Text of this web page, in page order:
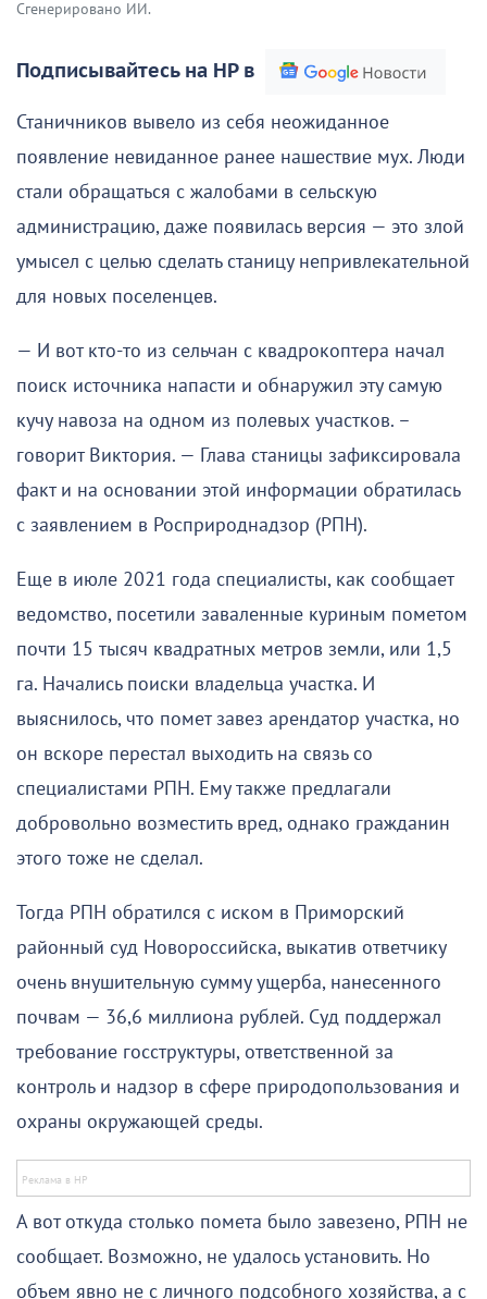
Сгенерировано ИИ.
Подписывайтесь на НР в
Станичников вывело из себя неожиданное
появление невиданное ранее нашествие мух. Люди
стали обращаться с жалобами в сельскую
администрацию, даже появилась версия — это злой
умысел с целью сделать станицу непривлекательной
для новых поселенцев.
— И вот кто-то из сельчан с квадрокоптера начал
поиск источника напасти и обнаружил эту самую
кучу навоза на одном из полевых участков. –
говорит Виктория. — Глава станицы зафиксировала
факт и на основании этой информации обратилась
с заявлением в Росприроднадзор (РПН).
Еще в июле 2021 года специалисты, как сообщает
ведомство, посетили заваленные куриным пометом
почти 15 тысяч квадратных метров земли, или 1,5
га. Начались поиски владельца участка. И
выяснилось, что помет завез арендатор участка, но
он вскоре перестал выходить на связь со
специалистами РПН. Ему также предлагали
добровольно возместить вред, однако гражданин
этого тоже не сделал.
Тогда РПН обратился с иском в Приморский
районный суд Новороссийска, выкатив ответчику
очень внушительную сумму ущерба, нанесенного
почвам — 36,6 миллиона рублей. Суд поддержал
требование госструктуры, ответственной за
контроль и надзор в сфере природопользования и
охраны окружающей среды.
А вот откуда столько помета было завезено, РПН не
сообщает. Возможно, не удалось установить. Но
объем явно не с личного подсобного хозяйства, а с